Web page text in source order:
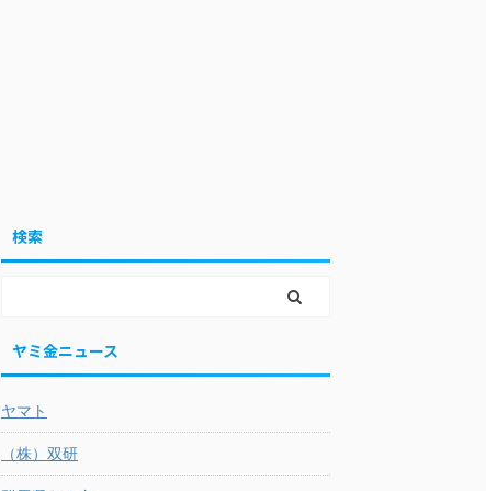
検索
ヤミ金ニュース
ヤマト
（株）双研